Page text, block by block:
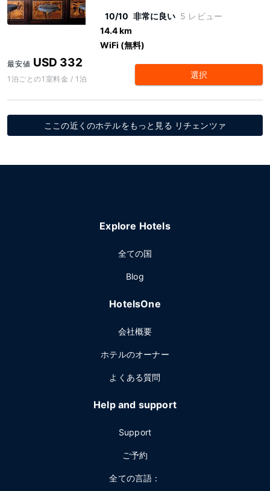
10/10 非常に良い 5 レビュー
14.4 km
WiFi (無料)
最安値 USD 332
1泊ごとの1室料金 / 1泊 選択
ここの近くのホテルをもっと見る リチェンツァ
Explore Hotels
全ての国
Blog
HotelsOne
会社概要
ホテルのオーナー
よくある質問
Help and support
Support
ご予約
全ての言語：